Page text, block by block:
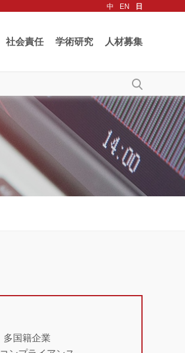
中 EN 日
社会責任 学術研究 人材募集
多国籍企業